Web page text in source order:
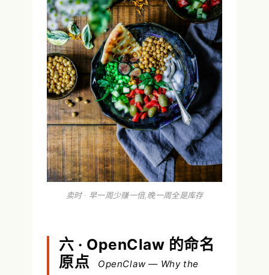
卖时 · 早一周少赚一倍,晚一周全是库存
六 · OpenClaw 的命名
原点
OpenClaw — Why the